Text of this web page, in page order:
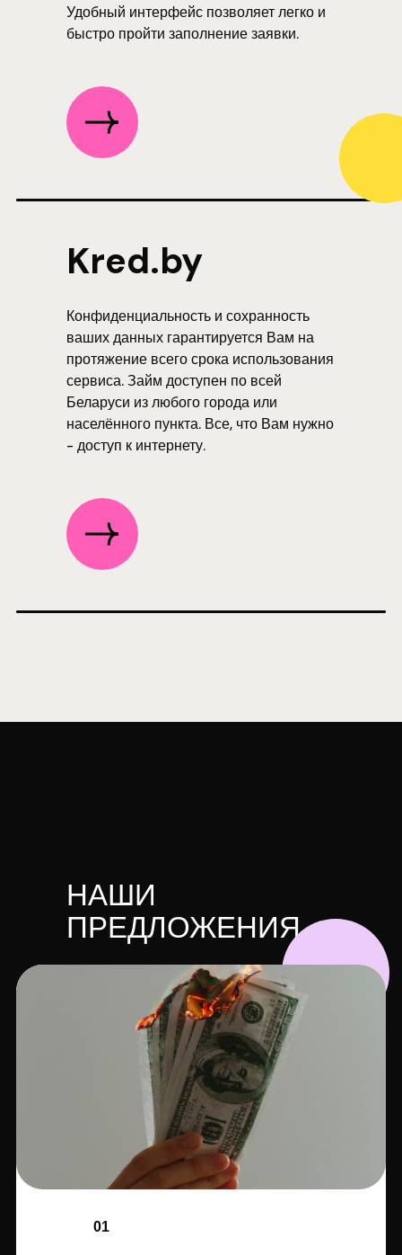
Удобный интерфейс позволяет легко и
быстро пройти заполнение заявки.
Конфиденциальность и сохранность
ваших данных гарантируется Вам на
протяжение всего срока использования
сервиса. Займ доступен по всей
Беларуси из любого города или
населённого пункта. Все, что Вам нужно
- доступ к интернету.
Kred.by
НАШИ
ПРЕДЛОЖЕНИЯ
01